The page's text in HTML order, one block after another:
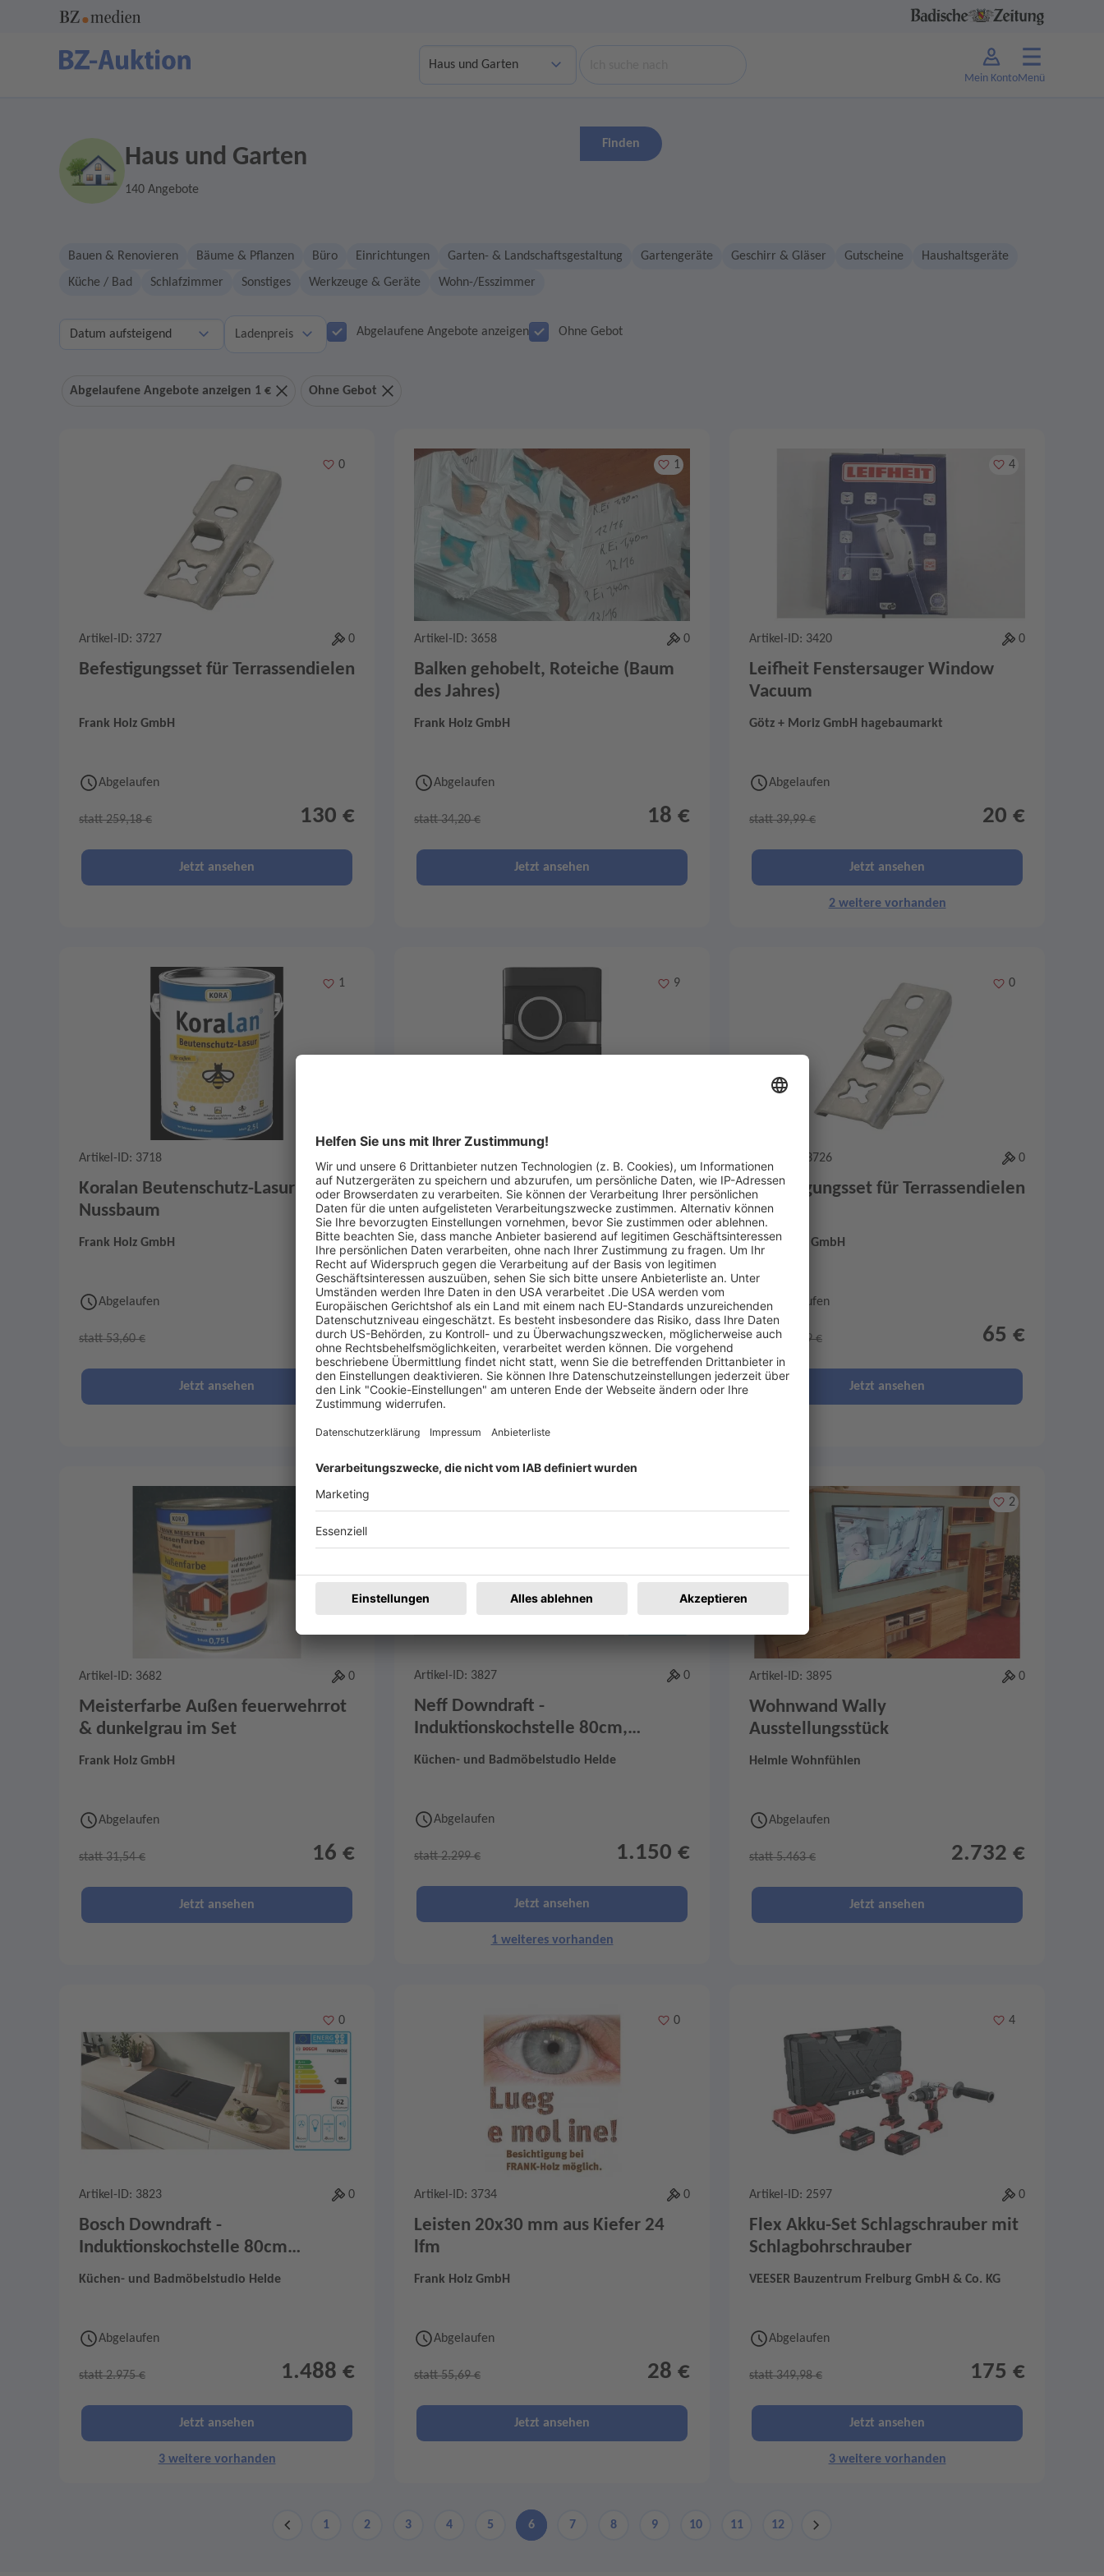
Finden
Mein KontoMenü
Haus und Garten
140 Angebote
Bauen & Renovieren Bäume & Pflanzen Büro Einrichtungen Garten- & Landschaftsgestaltung Gartengeräte Geschirr & Gläser Gutscheine
Haushaltsgeräte
Küche / Bad
Schlafzimmer Sonstiges Werkzeuge & Geräte Wohn-/Esszimmer
Ladenpreis Abgelaufene Angebote anzeigen Ohne Gebot
Abgelaufene Angebote anzeigen 1 € Ohne Gebot
Merken
0
Artikel-ID: 3727 0
Befestigungsset für Terrassendielen
Frank Holz GmbH
Abgelaufen
statt 259,18 € 130 €
Jetzt ansehen
Merken
1
Artikel-ID: 3658 0
Balken gehobelt, Roteiche (Baum
des Jahres)
Frank Holz GmbH
Abgelaufen
statt 34,20 € 18 €
Jetzt ansehen
Merken
4
Artikel-ID: 3420 0
Leifheit Fenstersauger Window
Vacuum
Götz + Moriz GmbH hagebaumarkt
Abgelaufen
statt 39,99 € 20 €
Jetzt ansehen
2 weitere vorhanden
Merken
1
Artikel-ID: 3718
Koralan Beutenschutz-Lasur
Nussbaum
Frank Holz GmbH
Abgelaufen
statt 53,60 € 27 €
Jetzt ansehen
Merken
9
Ritterwerk/ BEEZER
Getränkekühlung
Küchen- und Badmöbelstudio Helde
Abgelaufen
statt 654,50 € 328 €
Jetzt ansehen
Merken
0
Artikel-ID: 3726 0
Befestigungsset für Terrassendielen
Frank Holz GmbH
Abgelaufen
statt 129,59 € 65 €
Jetzt ansehen
Merken
0
Artikel-ID: 3682 0
Meisterfarbe Außen feuerwehrrot
& dunkelgrau im Set
Frank Holz GmbH
Abgelaufen
statt 31,54 € 16 €
Jetzt ansehen
Artikel-ID: 3827 0
Neff Downdraft -
Induktionskochstelle 80cm,
V68YYX4B0
Küchen- und Badmöbelstudio Helde
Abgelaufen
statt 2.299 € 1.150 €
Jetzt ansehen
1 weiteres vorhanden
Merken
2
Artikel-ID: 3895 0
Wohnwand Wally
Ausstellungsstück
Helmle Wohnfühlen
Abgelaufen
statt 5.463 € 2.732 €
Jetzt ansehen
Merken
0
Artikel-ID: 3823 0
Bosch Downdraft -
Induktionskochstelle 80cm
PXL82BH26E
Küchen- und Badmöbelstudio Helde
Abgelaufen
statt 2.975 € 1.488 €
Jetzt ansehen
3 weitere vorhanden
Merken
0
Artikel-ID: 3734 0
Leisten 20x30 mm aus Kiefer 24
lfm
Frank Holz GmbH
Abgelaufen
statt 55,69 € 28 €
Jetzt ansehen
Merken
4
Artikel-ID: 2597 0
Flex Akku-Set Schlagschrauber mit
Schlagbohrschrauber
VEESER Bauzentrum Freiburg GmbH & Co. KG
Abgelaufen
statt 349,98 € 175 €
Jetzt ansehen
3 weitere vorhanden
1 2 3 4 5 6 7 8 9 10 11 12